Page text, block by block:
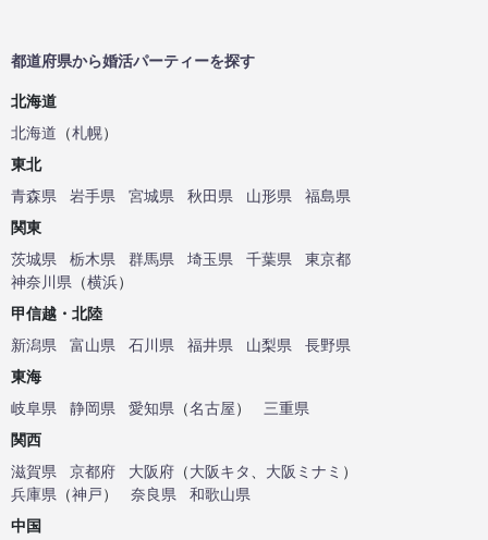
都道府県から婚活パーティーを探す
北海道
北海道 （札幌）
東北
青森県
岩手県 宮城県 秋田県 山形県
福島県
関東
茨城県
栃木県 群馬県 埼玉県 千葉県
東京都
神奈川県 （横浜）
甲信越・北陸
新潟県
富山県 石川県 福井県 山梨県
長野県
東海
岐阜県
静岡県 愛知県 （名古屋）
三重県
関西
滋賀県
京都府 大阪府 （大阪キタ 大阪ミナミ ）
兵庫県 （神戸） 奈良県
和歌山県
中国